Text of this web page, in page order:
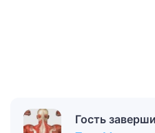
Гость